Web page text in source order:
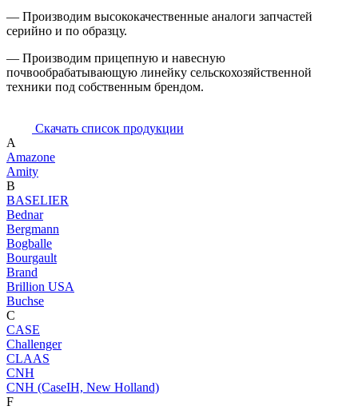
— Производим высококачественные аналоги запчастей
серийно и по образцу.
— Производим прицепную и навесную
почвообрабатывающую линейку сельскохозяйственной
техники под собственным брендом.
Скачать список продукции
A
Amazone
Amity
B
BASELIER
Bednar
Bergmann
Bogballe
Bourgault
Brand
Brillion USA
Buchse
C
CASE
Challenger
CLAAS
CNH
CNH (CaseIH, New Holland)
F